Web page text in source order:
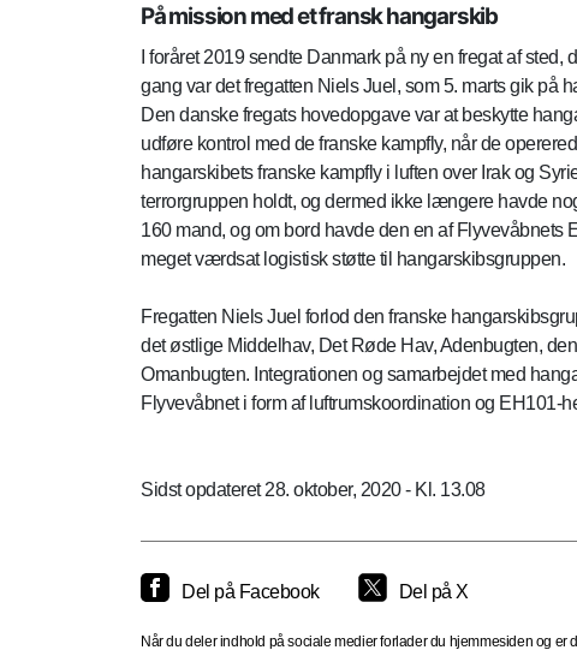
På mission med et fransk hangarskib
I foråret 2019 sendte Danmark på ny en fregat af
gang var det fregatten Niels Juel, som 5. marts gik på
Den danske fregats hovedopgave var at beskytte
udføre kontrol med de franske kampfly, når de
hangarskibets franske kampfly i luften over Irak og
terrorgruppen holdt, og dermed ikke længere havde
160 mand, og om bord havde den en af Flyvevåbnets
meget værdsat logistisk støtte til hangarskibsgruppen.
Fregatten Niels Juel forlod den franske
det østlige Middelhav, Det Røde Hav, Adenbugten,
Omanbugten. Integrationen og samarbejdet med
Flyvevåbnet i form af luftrumskoordination og EH101-
Sidst opdateret 28. oktober, 2020 - Kl. 13.08
Del på Facebook Del på X
Når du deler indhold på sociale medier forlader du hjemmesiden og